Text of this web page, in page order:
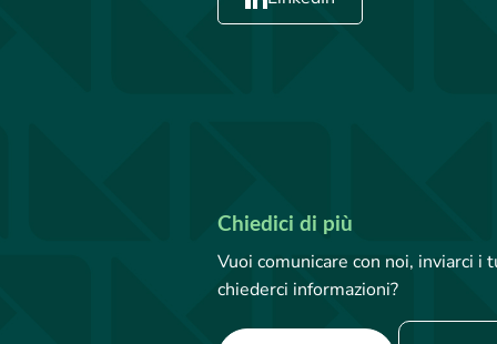
Chiedici di più
Vuoi comunicare con noi, inviarci
chiederci informazioni?